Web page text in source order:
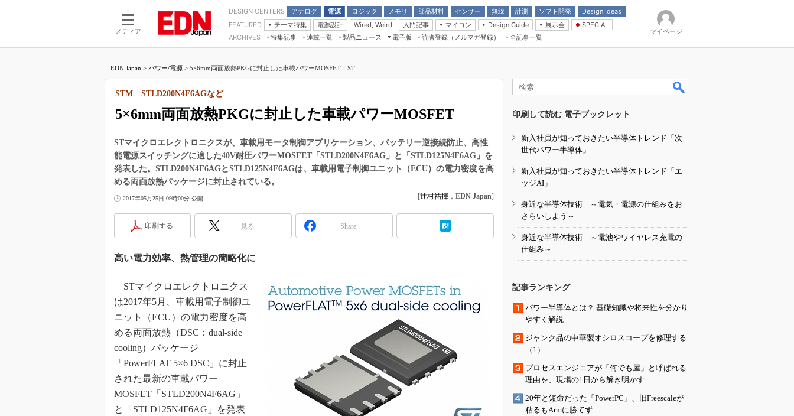
メディア
DESIGN CENTERS アナログ
電源
モーター
ロジック
LSI
メモリ
部品材料
受動部品
センサー 無線 計測 ソフト開発
Design Ideas
アナログ機能回路
計測とテスト
FEATURED
テーマ特集
つながるクルマ
エレクトロニクス入門
医療エレ（EE Times Japan）
製品解剖（EE Times Japan）
電源設計 Wired, Weird
入門記事
モーター入門
マイコン
マイコン講座
Design Guide
計測機器
展示会
CEATEC
組込み/エッジコンピューティング展
人とくるま展
SPECIAL
Microchip情報
ARCHIVES 特集記事
連載一覧
マイクロプロセッサ懐古録
用講座
たった2つの式で始めるDC/DCコン
バーターの設計
DC-DCコンバーター活用講座
Wired, Weird
マイコン講座
Q&Aで学ぶマイコン講座
高速シリアル伝送技術講座
記録計／データロガーの基礎知識
アナログ設計のきほん／ADCとノイ
ズ編
座
Bluetooth mesh入門
「SPICEの仕組みとその活用設計」
最新記事一覧
計測器メーカーから見た5G
USB Type-Cの登場で評価試験はど
う変わる？
IoT時代の無線規格を知る【Thread
編】
製品ニュース
電子版
電子ブックレット
読者登録（メルマガ登録） 全記事一覧
マイページ
EDN Japan > パワー/電源 > 5×6mm両面放熱PKGに封止した車載パワーMOSFET：ST...
5×6mm両面放熱PKGに封止した車載パワーMOSFET
STM STLD200N4F6AGなど
STマイクロエレクトロニクスが、車載用モータ制御アプリケーション、バッテリー逆接続防止、高性
能電源スイッチングに適した40V耐圧パワーMOSFET「STLD200N4F6AG」と「STLD125N4F6AG」を
発表した。STLD200N4F6AGとSTLD125N4F6AGは、車載用電子制御ユニット（ECU）の電力密度を高
める両面放熱パッケージに封止されている。
2017年05月25日 09時00分 公開 [辻村祐揮 ， EDN Japan]
印刷する 見る Share
高い電力効率、熱管理の簡略化に
STマイクロエレクトロニクス
は2017年5月、車載用電子制御ユ
ニット（ECU）の電力密度を高
める両面放熱（DSC：dual-side
cooling）パッケージ
「PowerFLAT 5×6 DSC」に封止
された最新の車載パワー
MOSFET「STLD200N4F6AG」
と「STLD125N4F6AG」を発表
印刷して読む 電子ブックレット
新入社員が知っておきたい半導体トレンド「次
世代パワー半導体」
新入社員が知っておきたい半導体トレンド「エ
ッジAI」
身近な半導体技術 ～電気・電源の仕組みをお
さらいしよう～
身近な半導体技術 ～電池やワイヤレス充電の
仕組み～
記事ランキング
パワー半導体とは？ 基礎知識や将来性を分かり
やすく解説
ジャンク品の中華製オシロスコープを修理する
（1）
プロセスエンジニアが「何でも屋」と呼ばれる
理由を、現場の1日から解き明かす
20年と短命だった「PowerPC」、旧Freescaleが
粘るもArmに勝てず